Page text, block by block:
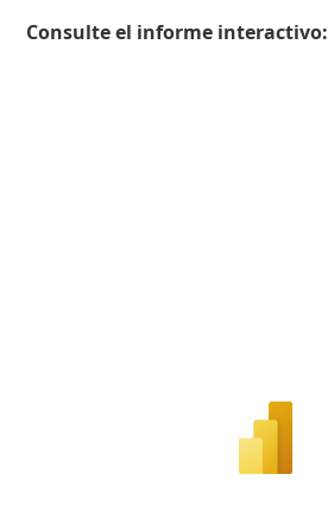
Consulte el informe interactivo: